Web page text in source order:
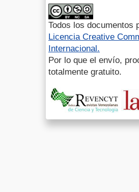
Todos los documentos
Licencia Creative
Internacional.
Por lo que el envío,
totalmente gratuito.